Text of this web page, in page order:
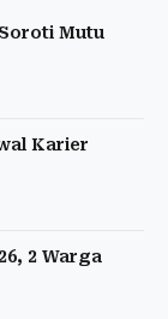
Mutu
Karier
2 Warga